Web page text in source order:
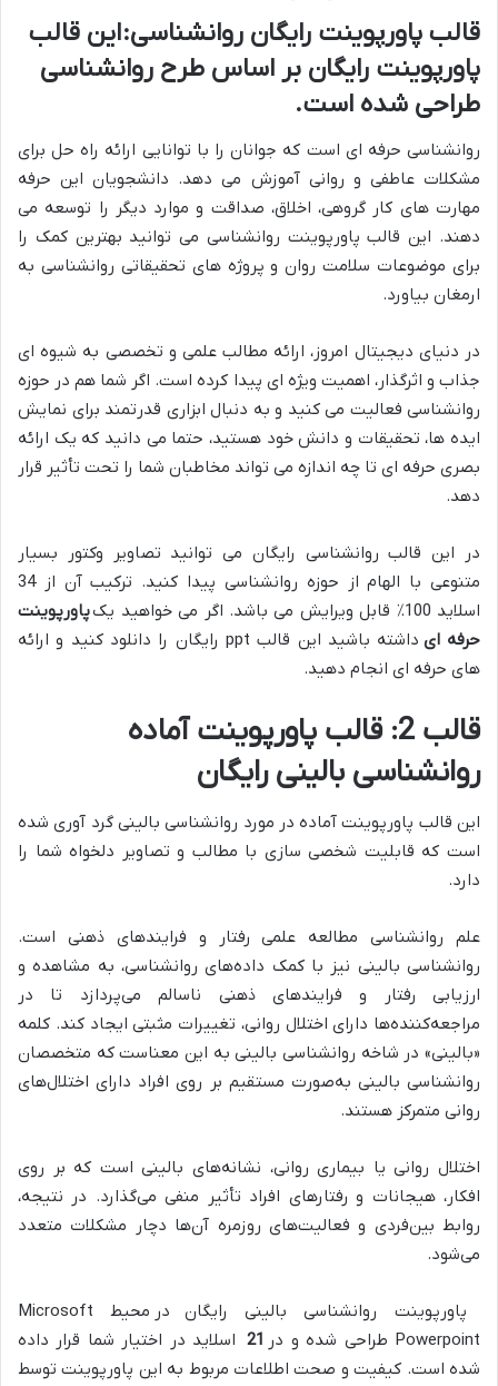
قالب پاورپوینت رایگان روانشناسی:این قالب
پاورپوینت رایگان بر اساس طرح روانشناسی
طراحی شده است.
روانشناسی حرفه ای است که جوانان را با توانایی ارائه راه حل برای
مشکلات عاطفی و روانی آموزش می دهد. دانشجویان این حرفه
مهارت های کار گروهی، اخلاق، صداقت و موارد دیگر را توسعه می
دهند. این قالب پاورپوینت روانشناسی می توانید بهترین کمک را
برای موضوعات سلامت روان و پروژه های تحقیقاتی روانشناسی به
ارمغان بیاورد.
در دنیای دیجیتال امروز، ارائه مطالب علمی و تخصصی به شیوه ‌ای
جذاب و اثرگذار، اهمیت ویژه‌ ای پیدا کرده است. اگر شما هم در حوزه
روانشناسی فعالیت می ‌کنید و به دنبال ابزاری قدرتمند برای نمایش
ایده‌ ها، تحقیقات و دانش خود هستید، حتما می ‌دانید که یک ارائه
بصری حرفه ‌ای تا چه اندازه می‌ تواند مخاطبان شما را تحت تأثیر قرار
دهد.
در این قالب روانشناسی رایگان می توانید تصاویر وکتور بسیار
متنوعی با الهام از حوزه روانشناسی پیدا کنید. ترکیب آن از 34
اسلاید 100٪ قابل ویرایش می باشد. اگر می خواهید یک
پاورپوینت
حرفه ای
داشته باشید این قالب ppt رایگان را دانلود کنید و ارائه
های حرفه ای انجام دهید.
قالب 2: قالب پاورپوینت آماده
روانشناسی بالینی رایگان
این قالب پاورپوینت آماده در مورد روانشناسی بالینی گرد آوری شده
است که قابلیت شخصی سازی با مطالب و تصاویر دلخواه شما را
دارد.
علم روانشناسی مطالعه علمی رفتار و فرایندهای ذهنی است.
روانشناسی بالینی نیز با کمک داده‌های روانشناسی، به مشاهده و
ارزیابی رفتار و فرایندهای ذهنی ناسالم می‌پردازد تا در
مراجعه‌کننده‌ها دارای اختلال روانی، تغییرات مثبتی ایجاد کند. کلمه‌
«بالینی» در شاخه روانشناسی بالینی به‌ این معناست که متخصصان
روانشناسی بالینی به‌صورت مستقیم بر روی افراد دارای اختلال‌های
روانی متمرکز هستند.
اختلال روانی یا بیماری روانی، نشانه‌های بالینی است که بر روی
افکار، هیجانات و رفتارهای افراد تأثیر منفی می‌گذارد. در نتیجه،
روابط بین‌فردی و فعالیت‌های روزمره آن‌ها دچار مشکلات متعدد
می‌شود.
پاورپوینت روانشناسی بالینی رایگان
در محیط Microsoft
Powerpoint طراحی شده و در
21 اسلاید در اختیار شما قرار داده
شده است. کیفیت و صحت اطلاعات مربوط به این پاورپوینت توسط